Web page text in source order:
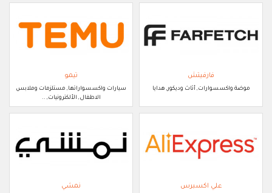
فارفيتش
موضة واكسسوارات, أثاث وديكور, هدايا
تيمو
سيارات واكسسواراتها, مستلزمات وملابس
الاطفال, الألكترونيات, ..
علي اكسبرس نمشي